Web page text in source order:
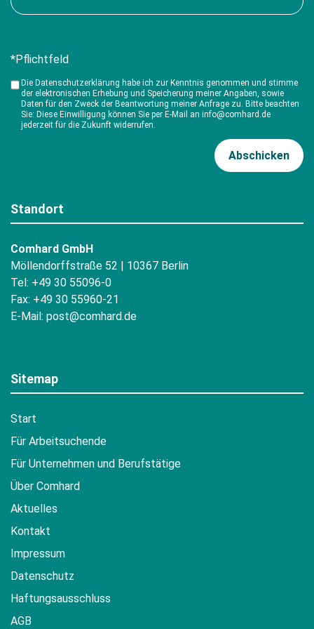
*Pflichtfeld
Die Datenschutzerklärung habe ich zur Kenntnis genommen und stimme
der elektronischen Erhebung und Speicherung meiner Angaben, sowie
Daten für den Zweck der Beantwortung meiner Anfrage zu. Bitte beachten
Sie: Diese Einwilligung können Sie per E-Mail an info@comhard.de
jederzeit für die Zukunft widerrufen.
Standort
Comhard GmbH
Möllendorffstraße 52 | 10367 Berlin
Tel: +49 30 55096-0
Fax: +49 30 55960-21
E-Mail: post@comhard.de
Sitemap
Start
Für Arbeitsuchende
Für Unternehmen und Berufstätige
Über Comhard
Aktuelles
Kontakt
Impressum
Datenschutz
Haftungsausschluss
AGB